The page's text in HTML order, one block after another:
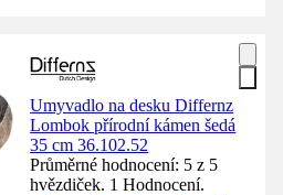
Umyvadlo na desku Differnz
Lombok přírodní kámen šedá
35 cm 36.102.52
Průměrné hodnocení: 5 z 5
hvězdiček. 1 Hodnocení.